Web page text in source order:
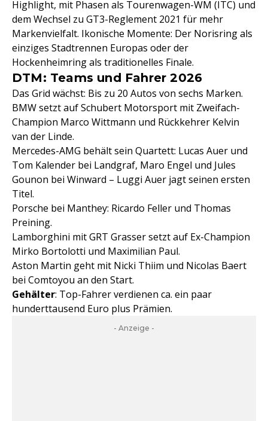
Highlight, mit Phasen als Tourenwagen-WM (ITC) und
dem Wechsel zu GT3-Reglement 2021 für mehr
Markenvielfalt. Ikonische Momente: Der Norisring als
einziges Stadtrennen Europas oder der
Hockenheimring als traditionelles Finale.
DTM: Teams und Fahrer 2026
Das Grid wächst: Bis zu 20 Autos von sechs Marken.
BMW setzt auf Schubert Motorsport mit Zweifach-
Champion Marco Wittmann und Rückkehrer Kelvin
van der Linde.
Mercedes-AMG behält sein Quartett: Lucas Auer und
Tom Kalender bei Landgraf, Maro Engel und Jules
Gounon bei Winward – Luggi Auer jagt seinen ersten
Titel.
Porsche bei Manthey: Ricardo Feller und Thomas
Preining.
Lamborghini mit GRT Grasser setzt auf Ex-Champion
Mirko Bortolotti und Maximilian Paul.
Aston Martin geht mit Nicki Thiim und Nicolas Baert
bei Comtoyou an den Start.
Gehälter: Top-Fahrer verdienen ca. ein paar
hunderttausend Euro plus Prämien.
- Anzeige -